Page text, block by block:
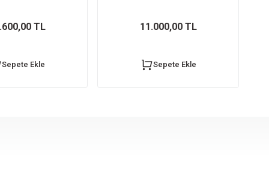
TL
Sepete Ekle
11.000,00 TL
Sepete Ekle